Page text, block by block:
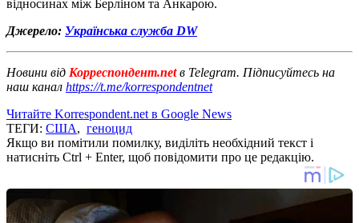
відносинах між Берліном та Анкарою.
Джерело: Українська служба DW
Новини від Корреспондент.netв Telegram. Підписуйтесь на
наш канал https://t.me/korrespondentnet
Читайте Korrespondent.net в Google News
ТЕГИ: США, геноцид
Якщо ви помітили помилку, виділіть необхідний текст і
натисніть Ctrl + Enter, щоб повідомити про це редакцію.